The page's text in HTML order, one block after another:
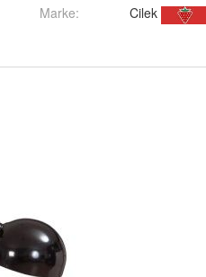
Marke: Cilek